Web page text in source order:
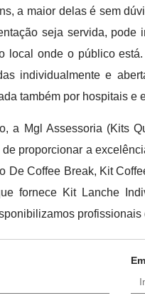
a maior delas é sem
seja servida, pode
local onde o público
individualmente e
também por hospitais e
a Mgl Assessoria (Kits
proporcionar a
De Coffee Break, Kit
fornece Kit Lanche